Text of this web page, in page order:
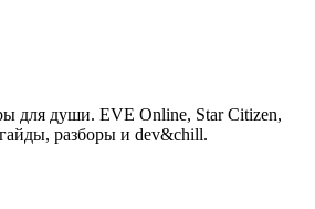
для души. EVE Online, Star Citizen,
разборы и dev&chill.